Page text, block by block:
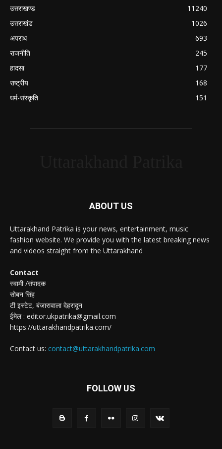
उत्तराखण्ड
11240
उत्तराखंड
1026
अपराध
693
राजनीति
245
हादसा
177
राष्ट्रीय
168
धर्म-संस्कृति
151
ABOUT US
Uttarakhand Patrika is your news, entertainment, music
fashion website. We provide you with the latest breaking news
and videos straight from the Uttarakhand
Contact
स्वामी /संपादक
सोबन सिंह
टी इस्टेट, बंजारावाला देहरादून
ईमेल : editor.ukpatrika@gmail.com
https://uttarakhandpatrika.com/
Contact us: contact@uttarakhandpatrika.com
FOLLOW US